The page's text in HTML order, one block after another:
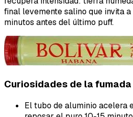
final levemente salino que invita
minutos antes del último puff.
Curiosidades de la fumada
El tubo de aluminio acelera